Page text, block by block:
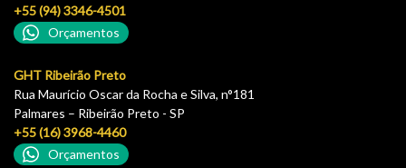
+55 (94) 3346-4501
Orçamentos
GHT Ribeirão Preto
Rua Maurício Oscar da Rocha e Silva, n°181
Palmares – Ribeirão Preto - SP
+55 (16) 3968-4460
Orçamentos